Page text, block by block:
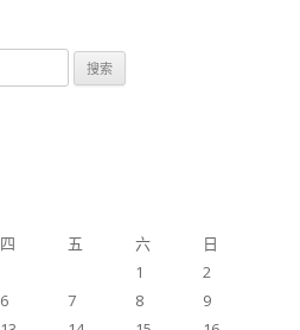
四 五 六
日
1
2
6 7 8
9